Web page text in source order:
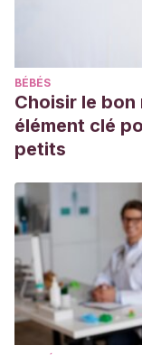
venopunción
[cited 2020 Apr
https://
BÉBÉS
Choisir le
élément clé
petits